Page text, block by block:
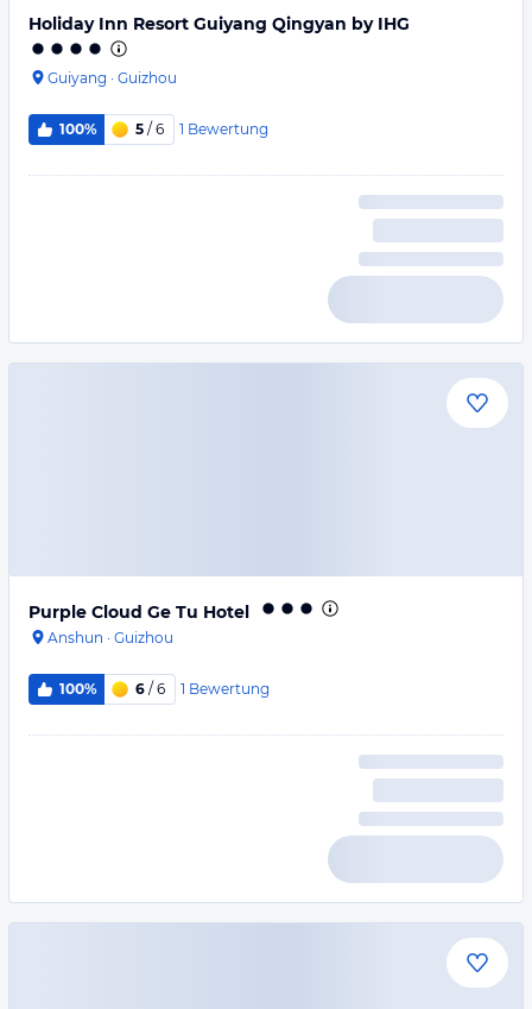
Holiday Inn Resort Guiyang Qingyan by IHG
Guiyang · Guizhou
100% 5 / 6 1 Bewertung
Purple Cloud Ge Tu Hotel
Anshun · Guizhou
100% 6 / 6 1 Bewertung